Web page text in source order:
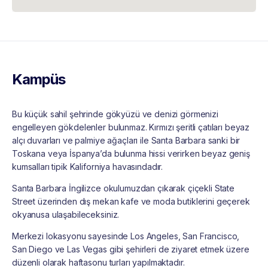
Kampüs
Bu küçük sahil şehrinde gökyüzü ve denizi görmenizi
engelleyen gökdelenler bulunmaz. Kırmızı şeritli çatıları beyaz
alçı duvarları ve palmiye ağaçları ile Santa Barbara sanki bir
Toskana veya İspanya’da bulunma hissi verirken beyaz geniş
kumsalları tipik Kaliforniya havasındadır.
Santa Barbara İngilizce okulumuzdan çıkarak çiçekli State
Street üzerinden dış mekan kafe ve moda butiklerini geçerek
okyanusa ulaşabileceksiniz.
Merkezi lokasyonu sayesinde Los Angeles, San Francisco,
San Diego ve Las Vegas gibi şehirleri de ziyaret etmek üzere
düzenli olarak haftasonu turları yapılmaktadır.